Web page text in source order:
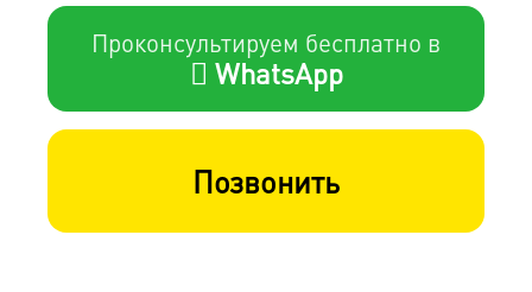
Проконсультируем бесплатно в
WhatsApp
Позвонить